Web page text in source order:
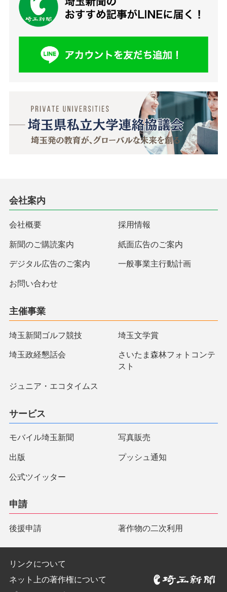
会社案内
会社概要 採用情報
新聞のご購読案内 紙面広告のご案内
デジタル広告のご案内 一般事業主行動計画
お問い合わせ
主催事業
埼玉新聞ゴルフ競技 埼玉文学賞
埼玉政経懇話会
さいたま森林フォトコンテ
スト
ジュニア・エコタイムス
サービス
モバイル埼玉新聞 写真販売
出版 プッシュ通知
公式ツイッター
申請
後援申請 著作物の二次利用
リンクについて
ネット上の著作権について